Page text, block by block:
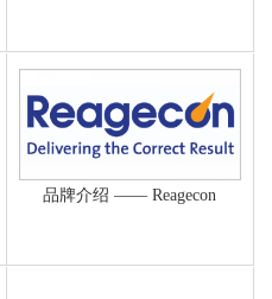
品牌介绍 —— Reagecon